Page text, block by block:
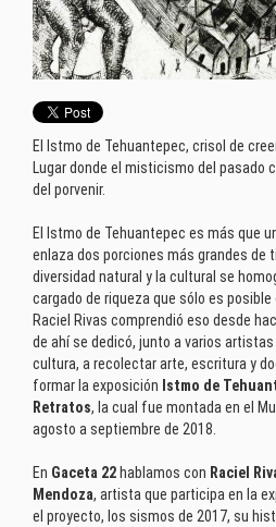
El Istmo de Tehuantepec, crisol de
Lugar donde el misticismo del pasado
del porvenir.
El Istmo de Tehuantepec es más que
enlaza dos porciones más grandes de
diversidad natural y la cultural se
cargado de riqueza que sólo es posible
Raciel Rivas comprendió eso desde
de ahí se dedicó, junto a varios
cultura, a recolectar arte, escritura y
formar la exposición Istmo de
Retratos, la cual fue montada en el
agosto a septiembre de 2018.
En Gaceta 22 hablamos con Raciel
Mendoza, artista que participa en la
el proyecto, los sismos de 2017, su